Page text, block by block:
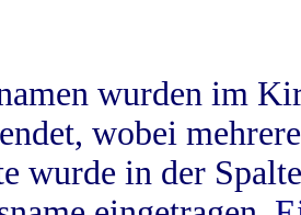
wurden im
wobei
wurde in der